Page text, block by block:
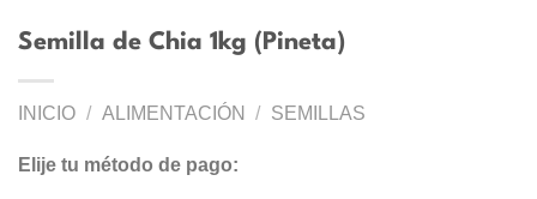
Semilla de Chia 1kg (Pineta)
INICIO / ALIMENTACIÓN / SEMILLAS
Elije tu método de pago: